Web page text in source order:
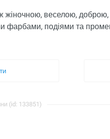
жіночною, веселою,
фарбами, подіями та
(id: 133851)